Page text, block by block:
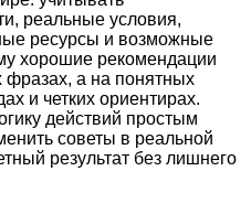
реальные условия,
ресурсы и возможные
хорошие рекомендации
фразах, а на понятных
и четких ориентирах.
действий простым
советы в реальной
результат без лишнего